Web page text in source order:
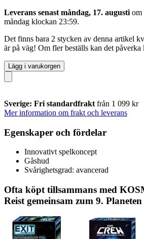
Leverans senast måndag, 17. augusti om
måndag klockan 23:59.
Det finns bara 2 stycken av denna artikel
är på väg! Om fler beställs kan det påverka
Lägg i varukorgen
Sverige: Fri standardfrakt från 1 099 kr
Mer information om frakt och leverans
Egenskaper och fördelar
Innovativt spelkoncept
Gåshud
Svårighetsgrad: avancerad
Ofta köpt tillsammans med
Reist gemeinsam zum 9. Planeten